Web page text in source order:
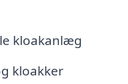
kloakanlæg
kloakker